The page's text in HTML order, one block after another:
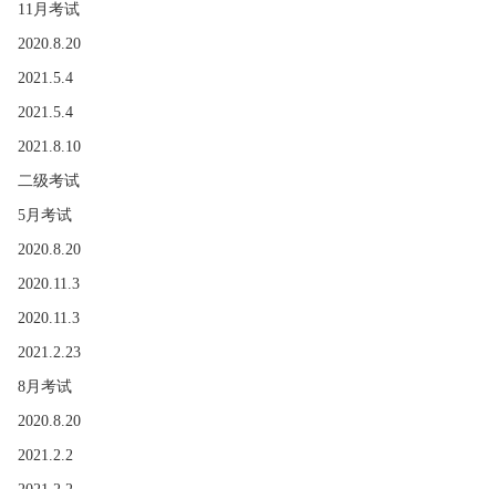
11月考试
2020.8.20
2021.5.4
2021.5.4
2021.8.10
二级考试
5月考试
2020.8.20
2020.11.3
2020.11.3
2021.2.23
8月考试
2020.8.20
2021.2.2